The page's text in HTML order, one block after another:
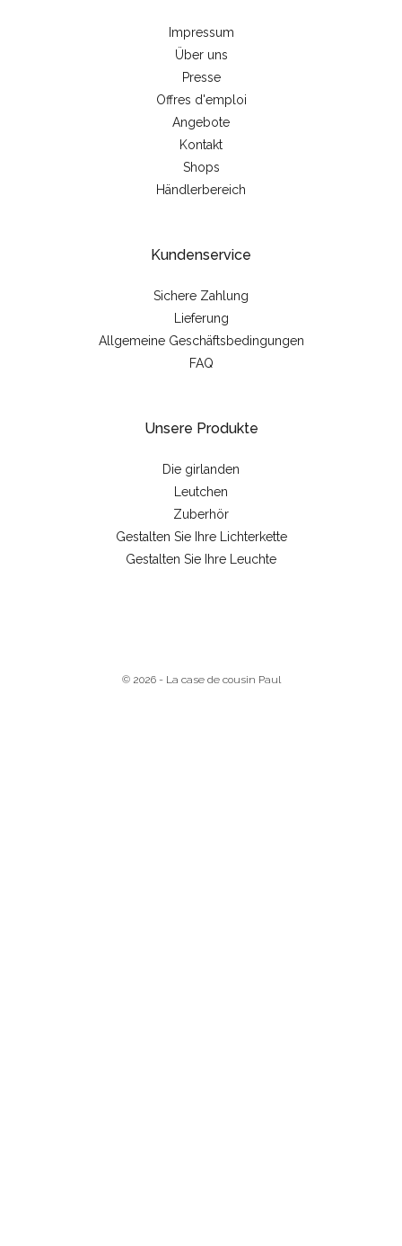
Impressum
Über uns
Presse
Offres d'emploi
Angebote
Kontakt
Shops
Händlerbereich
Kundenservice
Sichere Zahlung
Lieferung
Allgemeine Geschäftsbedingungen
FAQ
Unsere Produkte
Die girlanden
Leutchen
Zuberhör
Gestalten Sie Ihre Lichterkette
Gestalten Sie Ihre Leuchte
© 2026 - La case de cousin Paul